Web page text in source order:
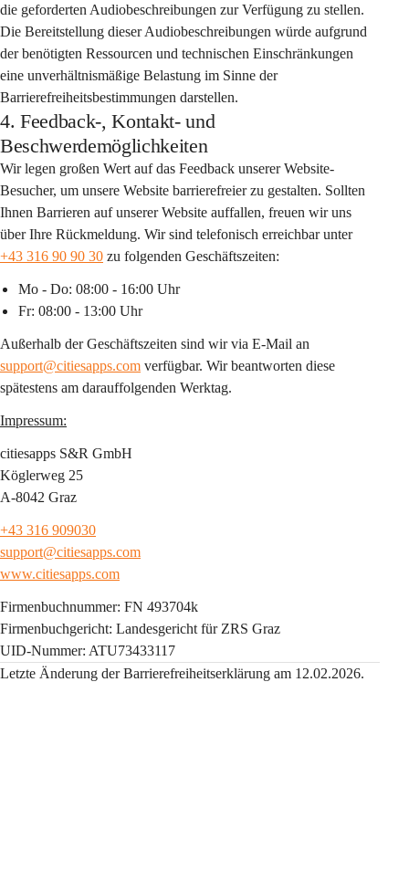
die geforderten Audiobeschreibungen zur Verfügung zu stellen.
Die Bereitstellung dieser Audiobeschreibungen würde aufgrund
der benötigten Ressourcen und technischen Einschränkungen
eine unverhältnismäßige Belastung im Sinne der
Barrierefreiheitsbestimmungen darstellen.
4. Feedback-, Kontakt- und
Beschwerdemöglichkeiten
Wir legen großen Wert auf das Feedback unserer Website-
Besucher, um unsere Website barrierefreier zu gestalten. Sollten
Ihnen Barrieren auf unserer Website auffallen, freuen wir uns
über Ihre Rückmeldung. Wir sind telefonisch erreichbar unter
+43 316 90 90 30 zu folgenden Geschäftszeiten:
Mo - Do: 08:00 - 16:00 Uhr
Fr: 08:00 - 13:00 Uhr
Außerhalb der Geschäftszeiten sind wir via E-Mail an
support@citiesapps.com verfügbar. Wir beantworten diese
spätestens am darauffolgenden Werktag.
Impressum:
citiesapps S&R GmbH
Köglerweg 25
A-8042 Graz
+43 316 909030
support@citiesapps.com
www.citiesapps.com
Firmenbuchnummer: FN 493704k
Firmenbuchgericht: Landesgericht für ZRS Graz
UID-Nummer: ATU73433117
Letzte Änderung der Barrierefreiheitserklärung am 12.02.2026.